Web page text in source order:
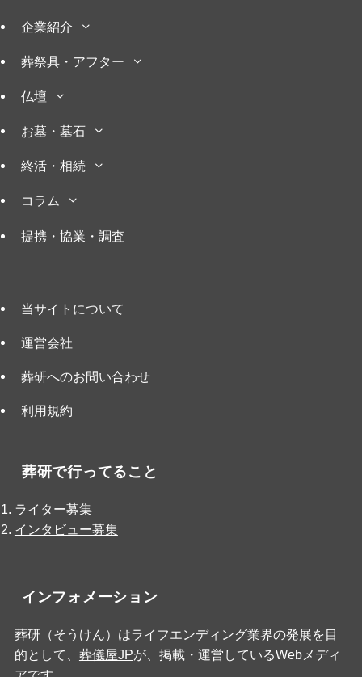
企業紹介
葬祭具・アフター
仏壇
お墓・墓石
終活・相続
コラム
提携・協業・調査
当サイトについて
運営会社
葬研へのお問い合わせ
利用規約
葬研で行ってること
ライター募集
インタビュー募集
インフォメーション
葬研（そうけん）はライフエンディング業界の発展を目
的として、 葬儀屋JPが、掲載・運営しているWebメディ